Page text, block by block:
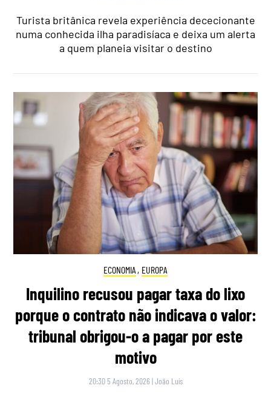
Turista britânica revela experiência dececionante
numa conhecida ilha paradisíaca e deixa um alerta
a quem planeia visitar o destino
ECONOMIA , EUROPA
Inquilino recusou pagar taxa do lixo
porque o contrato não indicava o valor:
tribunal obrigou-o a pagar por este
motivo
20:30 5 Agosto, 2026 |João Luís